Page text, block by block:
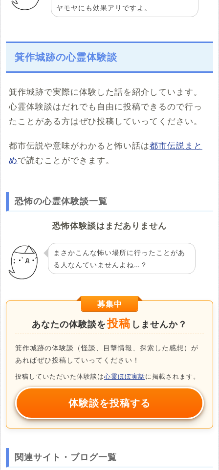
ヤモヤにも効果アリですよ。
箕作城跡の心霊体験談
箕作城跡で実際に体験した話を紹介しています。
心霊体験談はだれでも自由に投稿できるので行っ
たことがある方はぜひ投稿していってください。
都市伝説や意味がわかると怖い話は都市伝説まと
めで読むことができます。
恐怖の心霊体験談一覧
恐怖体験談はまだありません
まさかこんな怖い場所に行ったことがあ
る人なんていませんよね…？
募集中
あなたの体験談を投稿 しませんか？
箕作城跡の体験談（怪談、目撃情報、探索した感想）が
あればぜひ投稿していってください！
投稿していただいた体験談は心霊ほぼ実話に掲載されます。
体験談を投稿する
関連サイト・ブログ一覧